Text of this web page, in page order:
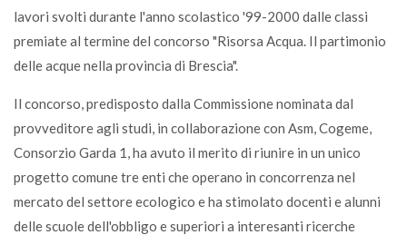
lavori svolti durante l'anno scolastico '99-2000 dalle classi
premiate al termine del concorso "Risorsa Acqua. Il partimonio
delle acque nella provincia di Brescia".
Il concorso, predisposto dalla Commissione nominata dal
provveditore agli studi, in collaborazione con Asm, Cogeme,
Consorzio Garda 1, ha avuto il merito di riunire in un unico
progetto comune tre enti che operano in concorrenza nel
mercato del settore ecologico e ha stimolato docenti e alunni
delle scuole dell'obbligo e superiori a interesanti ricerche